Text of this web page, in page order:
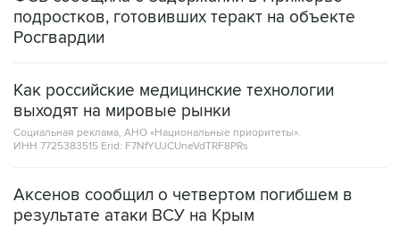
подростков, готовивших теракт на объекте
Росгвардии
Как российские медицинские технологии
выходят на мировые рынки
Социальная реклама, АНО «Национальные приоритеты».
ИНН 7725383515 Erid: F7NfYUJCUneVdTRF8PRs
Аксенов сообщил о четвертом погибшем в
результате атаки ВСУ на Крым